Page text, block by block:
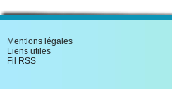
Mentions légales
Liens utiles
Fil RSS